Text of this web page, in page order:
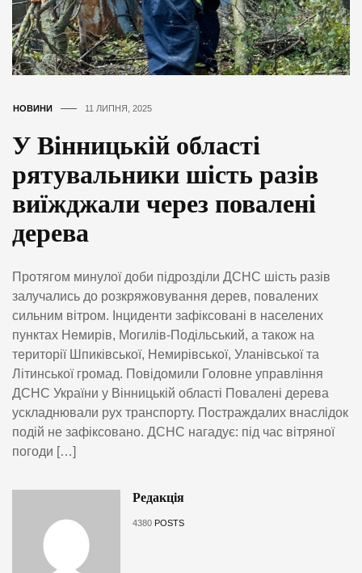
НОВИНИ 11 ЛИПНЯ, 2025
У Вінницькій області
рятувальники шість разів
виїжджали через повалені
дерева
Протягом минулої доби підрозділи ДСНС шість разів
залучались до розкряжовування дерев, повалених
сильним вітром. Інциденти зафіксовані в населених
пунктах Немирів, Могилів-Подільський, а також на
території Шпиківської, Немирівської, Уланівської та
Літинської громад. Повідомили Головне управління
ДСНС України у Вінницькій області Повалені дерева
ускладнювали рух транспорту. Постраждалих внаслідок
подій не зафіксовано. ДСНС нагадує: під час вітряної
погоди […]
Редакція
4380 POSTS